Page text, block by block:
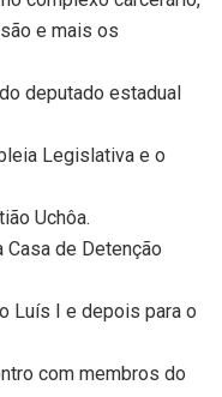
e mais os
deputado estadual
Legislativa e o
Uchôa.
de Detenção
Luís I e depois para o
com membros do